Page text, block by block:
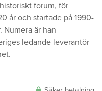
forum, för
år och startade på 1990-
är han
ledande leverantör